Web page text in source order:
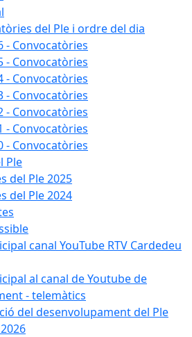
del Ple i ordre del dia
- Convocatòries
- Convocatòries
- Convocatòries
- Convocatòries
- Convocatòries
- Convocatòries
- Convocatòries
Ple
del Ple 2025
del Ple 2024
canal YouTube RTV Cardedeu
al canal de Youtube de
- telemàtics
del desenvolupament del Ple